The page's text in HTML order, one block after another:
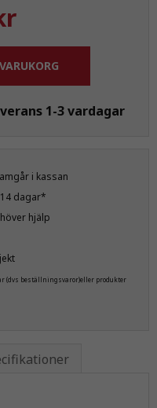
1-3 vardagar
i kassan
dagar*
hjälp
(dvs beställningsvaror)eller produkter